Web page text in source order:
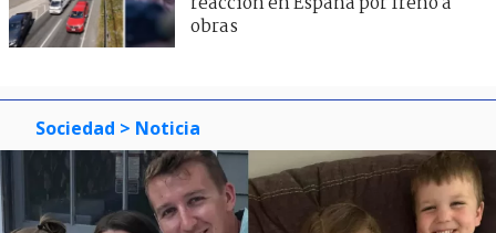
obras
Sociedad > Noticia